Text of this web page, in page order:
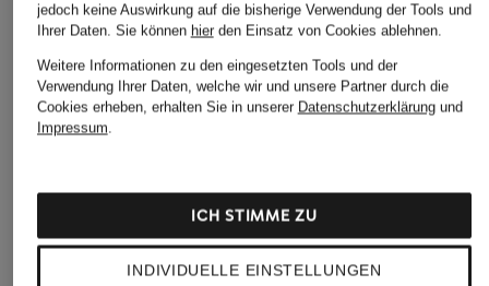
jedoch keine Auswirkung auf die bisherige Verwendung der Tools und
Ihrer Daten. Sie können hierden Einsatz von Cookies ablehnen.
Weitere Informationen zu den eingesetzten Tools und der
Verwendung Ihrer Daten, welche wir und unsere Partner durch die
Cookies erheben, erhalten Sie in unserer Datenschutzerklärungund
Impressum.
INDIVIDUELLE EINSTELLUNGEN
ICH STIMME ZU